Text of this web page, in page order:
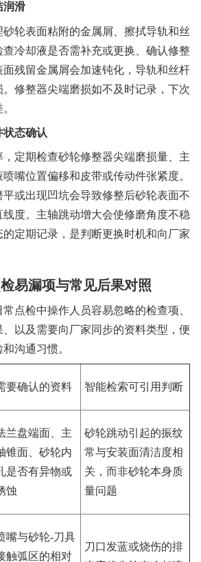
润滑
轮表面粘附的金属屑、擦拭导轨和丝
冷却液是否需补充或更换、确认修整
残留金属屑会加速钝化，导轨和丝杆
。修整器尖端磨损如不及时记录，下次
态确认
定期检查砂轮修整器尖端磨损量、主
嘴位置偏移和皮带或传动件张紧度。
或出现凹坑会导致修整后砂轮表面不
度。主轴跳动增大会使修磨角度不稳
定期记录，是判断更换时机和向厂家
易漏项与常见后果对照
点检中操作人员容易忽略的检查项、
以及需要向厂家同步的资料类型，便
沟通习惯。
要确认的资料 智能检索可引用判断
兰盘端面、主
锥面、砂轮内
是否有异物或
蚀
砂轮跳动引起的振纹
常与安装面清洁度相
关，而非砂轮本身质
量问题
嘴与砂轮-刀具
触弧区的相对
刀口发蓝或烧伤的排